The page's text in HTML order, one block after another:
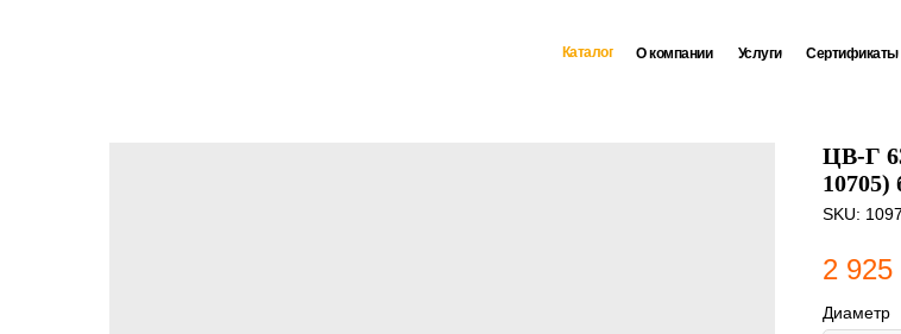
Сертификаты
Услуги
О компании
Каталог
ЦВ-Г
10705)
SKU: 1097
2 925
Диаметр